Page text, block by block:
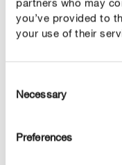
you’ve provided to
your use of their
Selection
Necessary
Preferences
Výhody
špeciálny
zabezpečuje
zabezpečuje